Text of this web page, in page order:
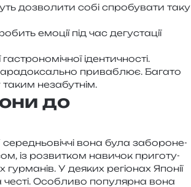
дозво­ли­ти собі спро­бу­ва­ти таку
емо­ції під час дегу­ста­ції
ідентичності.
при­ва­блює. Багато
незабутнім.
до
вона була забо­ро­не­
із роз­ви­тком нави­чок при­го­ту­
У деяких регіо­нах Японії
Особливо попу­ляр­на вона